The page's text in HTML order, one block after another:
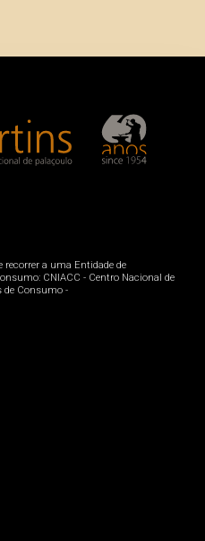
a uma Entidade de
CNIACC - Centro Nacional de
de Consumo -